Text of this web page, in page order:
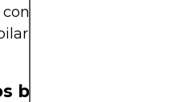
mantener un
que soporta la
bonos verdes?